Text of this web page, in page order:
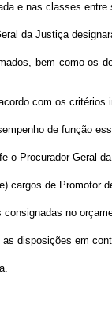
e nas classes entre
da Justiça
bem como
com os critérios
de função
o Procurador-Geral
cargos de
no
disposições em